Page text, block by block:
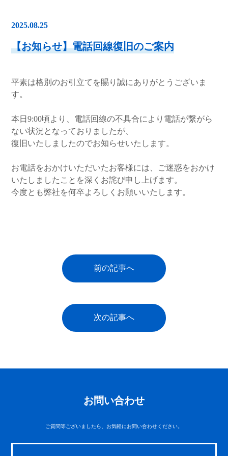
2025.08.25
【お知らせ】電話回線復旧のご案内
平素は格別のお引立てを賜り誠にありがとうございま
す。
本日9:00頃より、電話回線の不具合により電話が繋がら
ない状況となっておりましたが、
復旧いたしましたのでお知らせいたします。
お電話をおかけいただいたお客様には、ご迷惑をおかけ
いたしましたことを深くお詫び申し上げます。
今度とも弊社を何卒よろしくお願いいたします。
前の記事へ
次の記事へ
お問い合わせ
ご質問等ございましたら、お気軽にお問い合わせください。